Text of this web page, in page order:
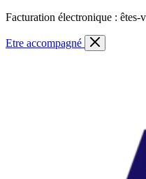
Skip
content
Facturation électronique : êtes-
Etre accompagné